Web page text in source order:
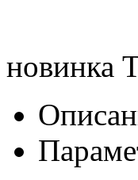
новинка